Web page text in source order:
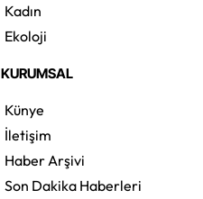
Kadın
Ekoloji
KURUMSAL
Künye
İletişim
Haber Arşivi
Son Dakika Haberleri